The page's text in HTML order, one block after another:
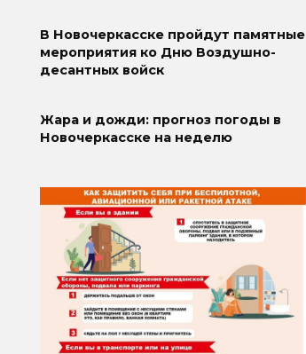
В Новочеркасске пройдут памятные
мероприятия ко Дню Воздушно-
десантных войск
Жара и дожди: прогноз погоды в
Новочеркасске на неделю